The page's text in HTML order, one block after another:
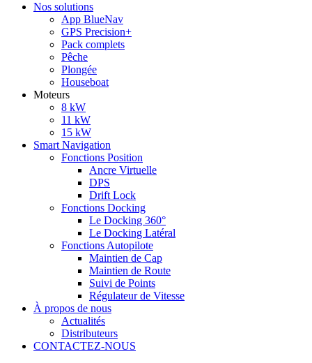
Nos solutions
App BlueNav
GPS Precision+
Pack complets
Pêche
Plongée
Houseboat
Moteurs
8 kW
11 kW
15 kW
Smart Navigation
Fonctions Position
Ancre Virtuelle
DPS
Drift Lock
Fonctions Docking
Le Docking 360°
Le Docking Latéral
Fonctions Autopilote
Maintien de Cap
Maintien de Route
Suivi de Points
Régulateur de Vitesse
À propos de nous
Actualités
Distributeurs
CONTACTEZ-NOUS